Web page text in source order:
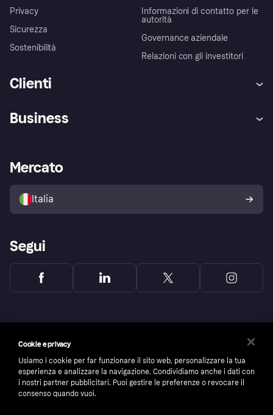
Privacy
Sicurezza
Sostenibilità
Informazioni di contatto per le
autorità
Governance aziendale
Relazioni con gli investitori
Clienti
Esplora i negozi
Politica di protezione
dell'acquirente Klarna
Business
Accesso aziende
Mercato
Italia
Segui
Cookie e privacy
Usiamo i cookie per far funzionare il sito web, personalizzare la tua
esperienza e analizzare la navigazione. Condividiamo anche i dati con
i nostri partner pubblicitari. Puoi gestire le preferenze o revocare il
consenso quando vuoi.